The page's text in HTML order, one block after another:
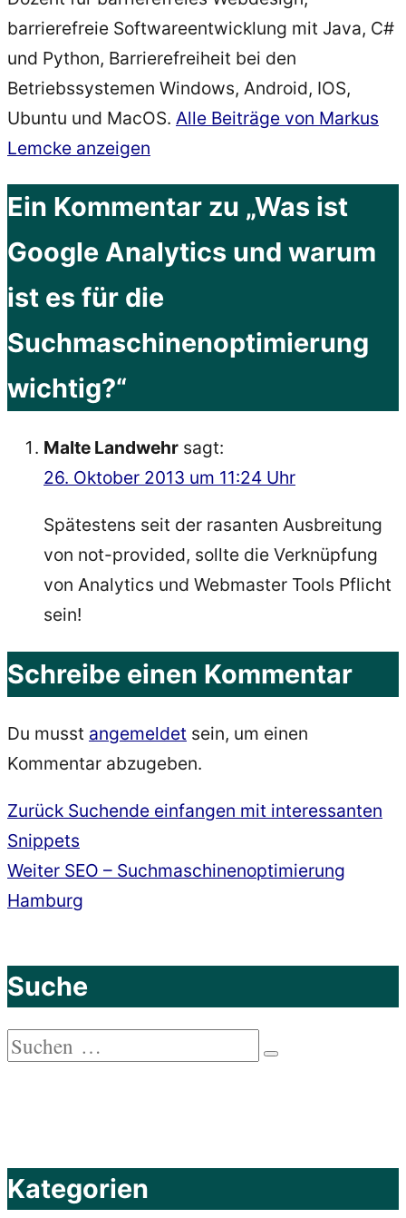
barrierefreie Softwareentwicklung mit Java, C#
und Python, Barrierefreiheit bei den
Betriebssystemen Windows, Android, IOS,
Ubuntu und MacOS. Alle Beiträge von Markus
Lemcke anzeigen
Ein Kommentar zu „Was ist
Google Analytics und warum
ist es für die
Suchmaschinenoptimierung
wichtig?“
Malte Landwehr sagt:
26. Oktober 2013 um 11:24 Uhr
Spätestens seit der rasanten Ausbreitung
von not-provided, sollte die Verknüpfung
von Analytics und Webmaster Tools Pflicht
sein!
Schreibe einen Kommentar
Du musst angemeldet sein, um einen
Kommentar abzugeben.
Beitragsnavigation
Zurück Vorheriger
Beitrag:
Suchende einfangen mit interessanten
Snippets
Weiter Nächster
Beitrag:
SEO – Suchmaschinenoptimierung
Hamburg
Suche
Suchen
Kategorien